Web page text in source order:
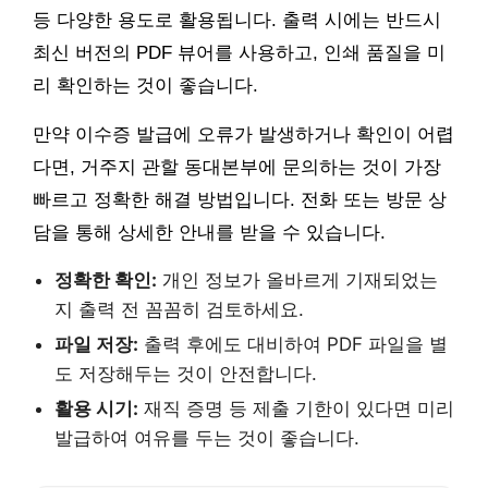
등 다양한 용도로 활용됩니다. 출력 시에는 반드시
최신 버전의 PDF 뷰어를 사용하고, 인쇄 품질을 미
리 확인하는 것이 좋습니다.
만약 이수증 발급에 오류가 발생하거나 확인이 어렵
다면, 거주지 관할 동대본부에 문의하는 것이 가장
빠르고 정확한 해결 방법입니다. 전화 또는 방문 상
담을 통해 상세한 안내를 받을 수 있습니다.
정확한 확인: 개인 정보가 올바르게 기재되었는
지 출력 전 꼼꼼히 검토하세요.
파일 저장: 출력 후에도 대비하여 PDF 파일을 별
도 저장해두는 것이 안전합니다.
활용 시기: 재직 증명 등 제출 기한이 있다면 미리
발급하여 여유를 두는 것이 좋습니다.